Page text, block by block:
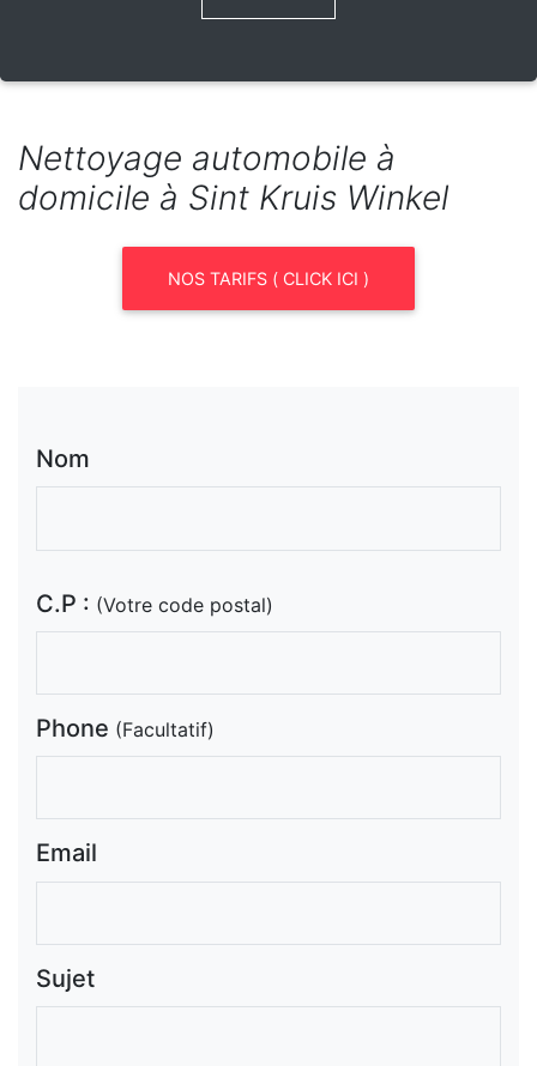
Nettoyage automobile à
domicile à Sint Kruis Winkel
NOS TARIFS ( CLICK ICI )
Nom
C.P : (Votre code postal)
Phone (Facultatif)
Email
Sujet